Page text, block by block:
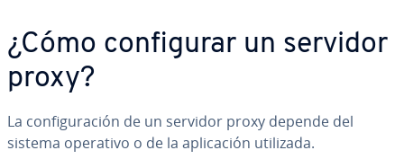
¿Cómo co­n­fi­gu­rar un servidor
proxy?
La co­n­fi­gu­ra­ción de un servidor proxy depende del
sistema operativo o de la apli­ca­ción utilizada.